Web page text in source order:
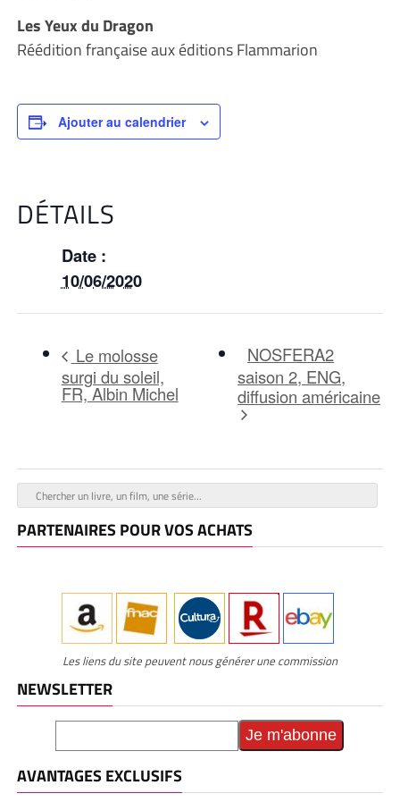
Les Yeux du Dragon
Réédition française aux éditions Flammarion
Ajouter au calendrier
DÉTAILS
Date :
10/06/2020
Le molosse
surgi du soleil,
FR, Albin Michel
NOSFERA2
saison 2, ENG,
diffusion américaine
PARTENAIRES POUR VOS ACHATS
Les liens du site peuvent nous générer une commission
NEWSLETTER
AVANTAGES EXCLUSIFS